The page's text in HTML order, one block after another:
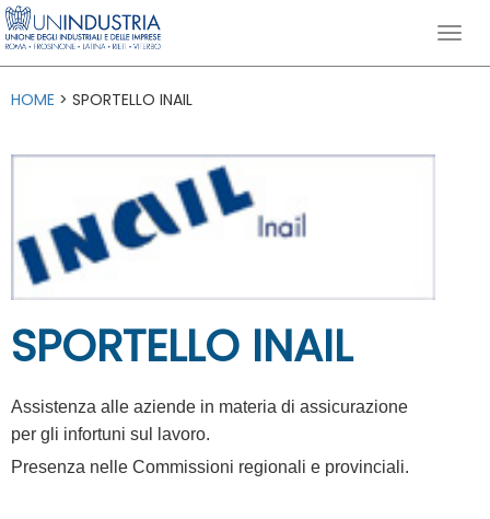
HOME > SPORTELLO INAIL
SPORTELLO INAIL
Assistenza alle aziende in materia di assicurazione
per gli infortuni sul lavoro.
Presenza nelle Commissioni regionali e provinciali.